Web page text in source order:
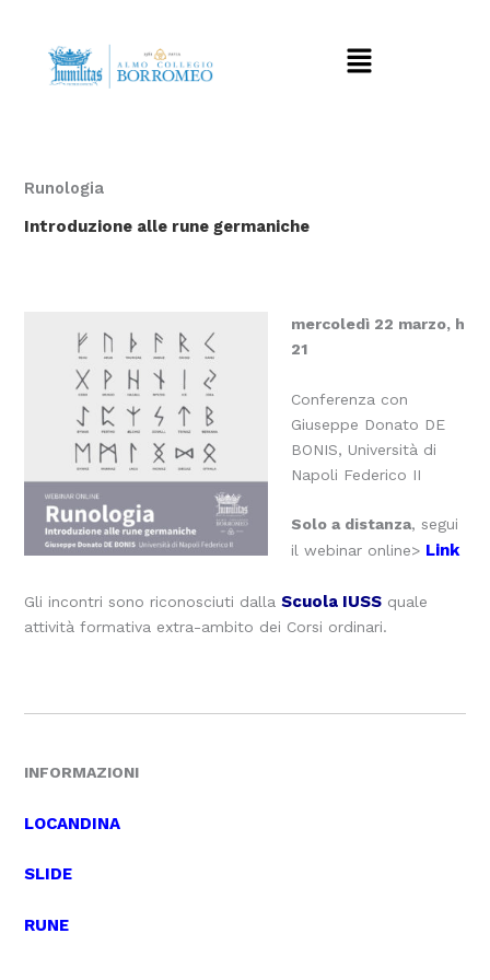
contenuto
Menu
Runologia
Introduzione alle rune germaniche
mercoledì 22 marzo, h
21
Conferenza con
Giuseppe Donato DE
BONIS, Università di
Napoli Federico II
Solo a distanza, segui
il webinar online> Link
Gli incontri sono riconosciuti dalla Scuola IUSSquale
attività formativa extra-ambito dei Corsi ordinari.
INFORMAZIONI
LOCANDINA
SLIDE
RUNE